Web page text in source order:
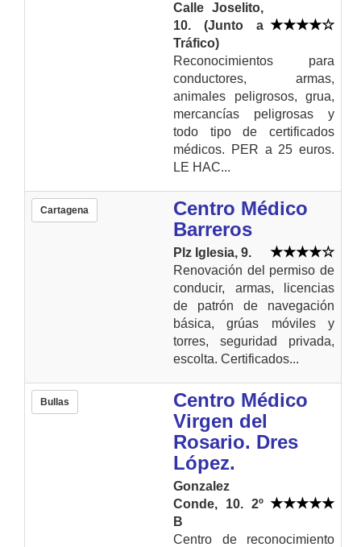
Calle Joselito,
10. (Junto a
Tráfico)
Reconocimientos para
conductores, armas,
animales peligrosos, grua,
mercancías peligrosas y
todo tipo de certificados
médicos. PER a 25 euros.
LE HAC...
Cartagena
Centro Médico
Barreros
Plz Iglesia, 9.
Renovación del permiso de
conducir, armas, licencias
de patrón de navegación
básica, grúas móviles y
torres, seguridad privada,
escolta. Certificados...
Bullas
Centro Médico
Virgen del
Rosario. Dres
López.
Gonzalez
Conde, 10. 2º
B
Centro de reconocimiento